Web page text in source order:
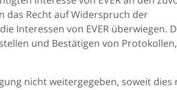
das Recht auf Widerspruch der
Interessen von EVER überwiegen.
und Bestätigen von Protokollen,
nicht weitergegeben, soweit dies